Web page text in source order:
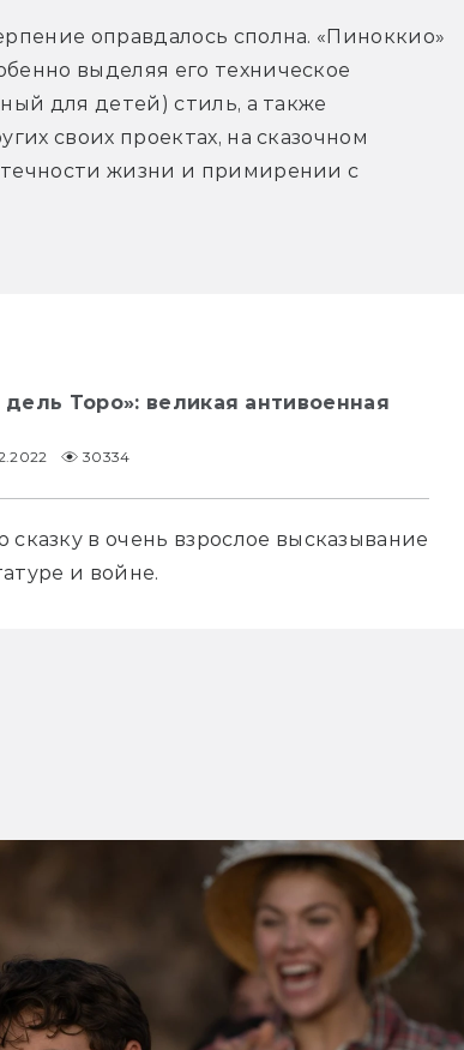
оправдалось сполна. «Пиноккио»
выделяя его техническое
для детей) стиль, а также
своих проектах, на сказочном
жизни и примирении с
Торо»: великая антивоенная
30334
в очень взрослое высказывание
и войне.